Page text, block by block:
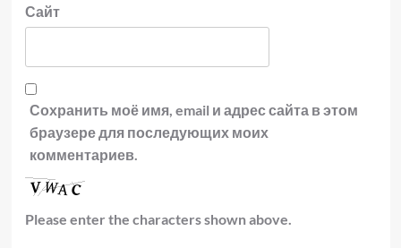
Сайт
Сохранить моё имя, email и адрес сайта в этом
браузере для последующих моих
комментариев.
Please enter the characters shown above.